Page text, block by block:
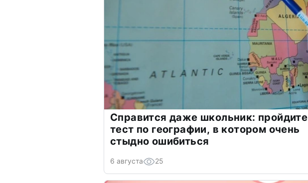
Справится даже школьник: пройдите
тест по географии, в котором очень
стыдно ошибиться
6 августа 25